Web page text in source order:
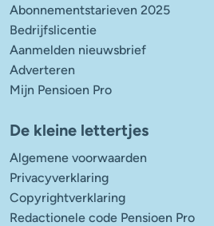
Abonnementstarieven 2025
Bedrijfslicentie
Aanmelden nieuwsbrief
Adverteren
Mijn Pensioen Pro
De kleine lettertjes
Algemene voorwaarden
Privacyverklaring
Copyrightverklaring
Redactionele code Pensioen Pro